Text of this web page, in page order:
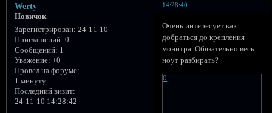
14:28:40
Werty
Новичок
Зарегистрирован: 24-11-10
Приглашений: 0
Сообщений: 1
Уважение: +0
Провел на форуме:
1 минуту
Последний визит:
24-11-10 14:28:42
Очень интересует как
добраться до крепления
монитра. Обязательно весь
ноут разбирать?
0